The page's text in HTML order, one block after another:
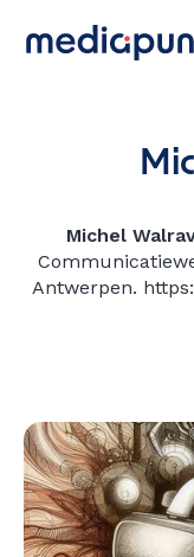
Michel
Antwerpen.